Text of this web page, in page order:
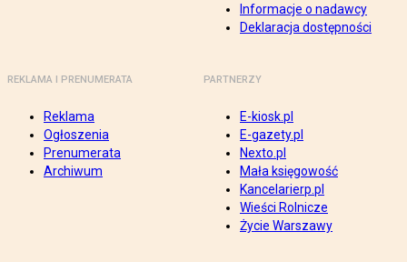
Informacje o nadawcy
Deklaracja dostępności
REKLAMA I PRENUMERATA
Reklama
Ogłoszenia
Prenumerata
Archiwum
PARTNERZY
E-kiosk.pl
E-gazety.pl
Nexto.pl
Mała księgowość
Kancelarierp.pl
Wieści Rolnicze
Życie Warszawy